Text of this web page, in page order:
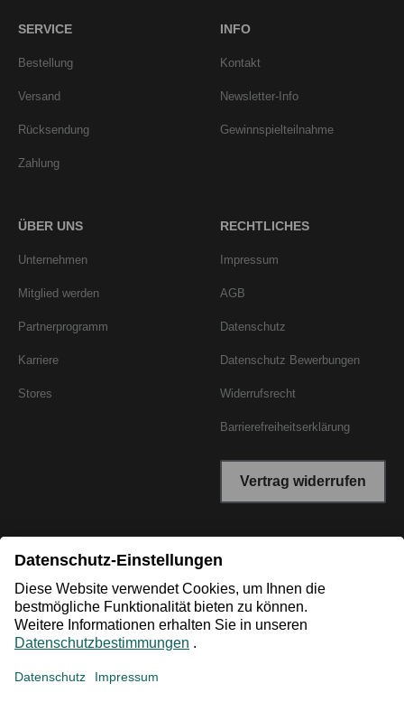
SERVICE
Bestellung
Versand
Rücksendung
Zahlung
INFO
Kontakt
Newsletter-Info
Gewinnspielteilnahme
ÜBER UNS
Unternehmen
Mitglied werden
Partnerprogramm
Karriere
Stores
RECHTLICHES
Impressum
AGB
Datenschutz
Datenschutz Bewerbungen
Widerrufsrecht
Barrierefreiheitserklärung
Vertrag widerrufen